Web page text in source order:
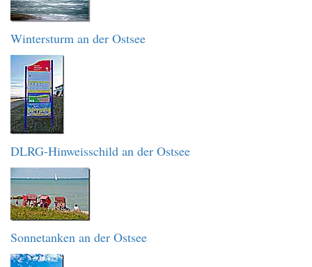
Wintersturm an der Ostsee
DLRG-Hinweisschild an der Ostsee
Sonnetanken an der Ostsee